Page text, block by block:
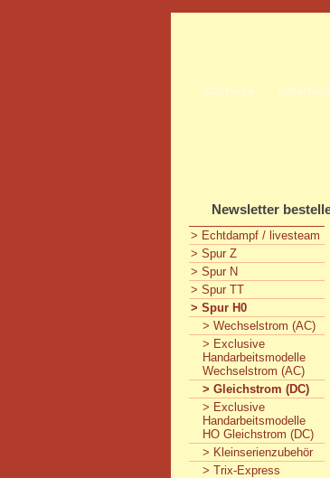
Startseite
Newsletter
> Echtdampf / livesteam
> Spur Z
> Spur N
> Spur TT
> Spur H0
> Wechselstrom (AC)
> Exclusive
Handarbeitsmodelle
Wechselstrom (AC)
> Gleichstrom (DC)
> Exclusive
Handarbeitsmodelle
HO Gleichstrom (DC)
> Kleinserienzubehör
> Trix-Express